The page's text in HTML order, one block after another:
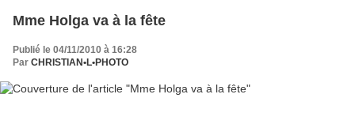
Mme Holga va à la fête
Publié le 04/11/2010 à 16:28
Par CHRISTIAN•L•PHOTO